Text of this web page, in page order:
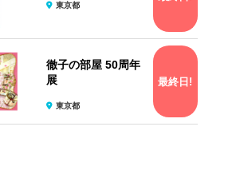
東京都
徹子の部屋 50周年
展
東京都
最終日!